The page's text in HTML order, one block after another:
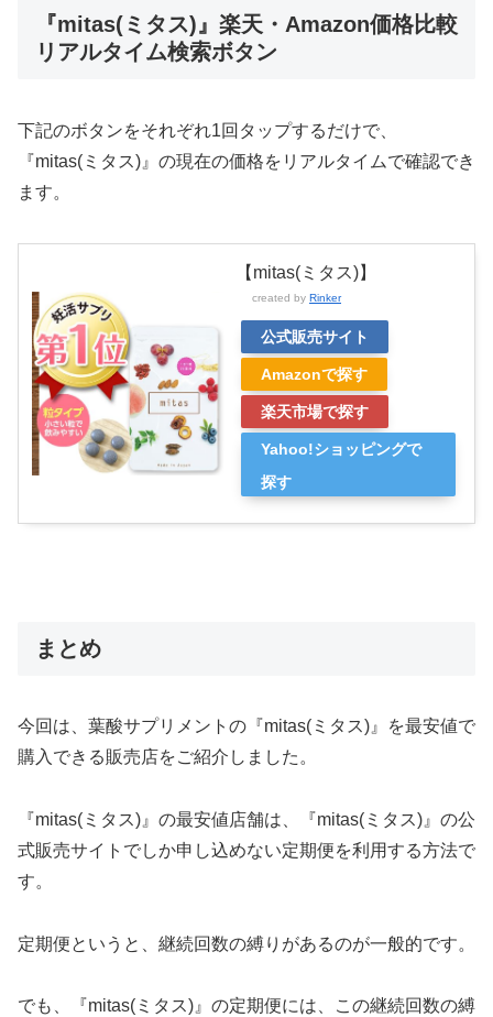
『mitas(ミタス)』楽天・Amazon価格比較
リアルタイム検索ボタン
下記のボタンをそれぞれ1回タップするだけで、
『mitas(ミタス)』の現在の価格をリアルタイムで確認でき
ます。
【mitas(ミタス)】
created by Rinker
公式販売サイト
Amazonで探す
楽天市場で探す
Yahoo!ショッピングで
探す
まとめ
今回は、葉酸サプリメントの『mitas(ミタス)』を最安値で
購入できる販売店をご紹介しました。
『mitas(ミタス)』の最安値店舗は、『mitas(ミタス)』の公
式販売サイトでしか申し込めない定期便を利用する方法で
す。
定期便というと、継続回数の縛りがあるのが一般的です。
でも、『mitas(ミタス)』の定期便には、この継続回数の縛